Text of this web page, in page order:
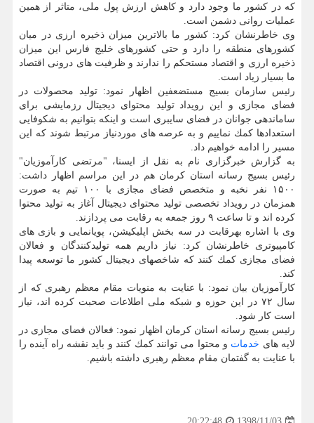
كه در كشور ما وجود دارد و كاهش ارزش پول ملی، متاثر از همین
عملیات روانی دشمن است.
وی خاطرنشان كرد: كشور ما بالاترین میزان ذخیره ارزی در میان
كشورهای منطقه را دارد و حتی كشورهای خلیج فارس این میزان
ذخیره ارزی و اقتصاد مستحكم را ندارند و ظرفیت های درونی اقتصاد
ما بسیار زیاد است.
رئیس سازمان بسیج مستضعفین اظهار نمود: تولید محصولات در
فضای مجازی و این رویداد تولید محتوای دیجیتال رزمایشی برای
ساماندهی جوانان در فضای سایبری است و اینكه بتوانیم به شكوفایی
استعدادها كمك نماییم و به عرصه های موردنیاز مرتبط شوند كه این
مسیر را ادامه خواهیم داد.
به گزارش خبرگزاری نام به نقل از ایسنا، "مرتضی كارآموزیان"
رئیس بسیج رسانه استان كرمان هم در این مراسم اظهار داشت:
۱۵۰۰ نفر نخبه و متخصص فضای مجازی با ۱۰۰ تیم به صورت
همزمان در رویداد تخصصی تولید محتوای دیجیتال آغاز به تولید محتوا
كرده اند و تا ساعت ۹ روز جمعه به رقابت می پردازند.
وی با اشاره بهرقابت در سه بخش اپلیكیشن، پویانمایی و بازی های
كامپیوتری خاطرنشان كرد: نیاز داریم همه تولیدكنندگان و فعالان
فضای مجازی كمك كنند كه شاخصهای دیجیتال كشور ما توسعه پیدا
كند.
كارآموزیان بیان نمود: با عنایت به منویات مقام معظم رهبری كه از
سال ۷۲ در این حوزه و شبكه ملی اطلاعات صحبت كرده اند، نیاز
است كار شود.
رئیس بسیج رسانه استان كرمان اظهار نمود: فعالان فضای مجازی در
لایه های خدمات و محتوا می توانند كمك كنند و باید نقشه راه آینده را
با عنایت به گفتمان مقام معظم رهبری داشته باشیم.